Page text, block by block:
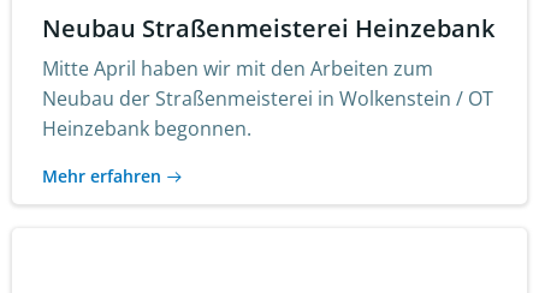
Neubau Straßenmeisterei Heinzebank
Mitte April haben wir mit den Arbeiten zum
Neubau der Straßenmeisterei in Wolkenstein / OT
Heinzebank begonnen.
Mehr erfahren